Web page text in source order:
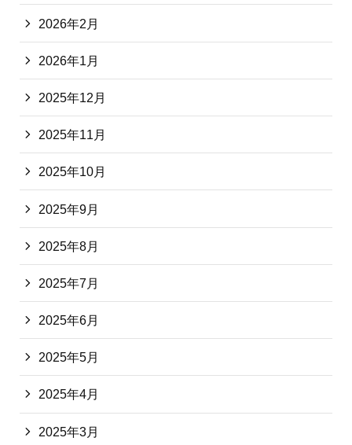
2026年2月
2026年1月
2025年12月
2025年11月
2025年10月
2025年9月
2025年8月
2025年7月
2025年6月
2025年5月
2025年4月
2025年3月